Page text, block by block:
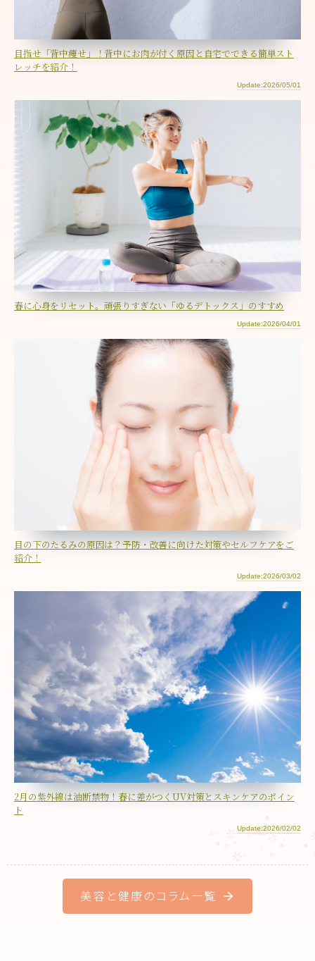
目指せ「背中痩せ」！背中にお肉が付く原因と自宅でできる簡単スト
レッチを紹介！
Update:2026/05/01
春に心身をリセット。頑張りすぎない「ゆるデトックス」のすすめ
Update:2026/04/01
目の下のたるみの原因は？予防・改善に向けた対策やセルフケアをご
紹介！
Update:2026/03/02
2月の紫外線は油断禁物！春に差がつくUV対策とスキンケアのポイン
ト
Update:2026/02/02
美容と健康のコラム一覧